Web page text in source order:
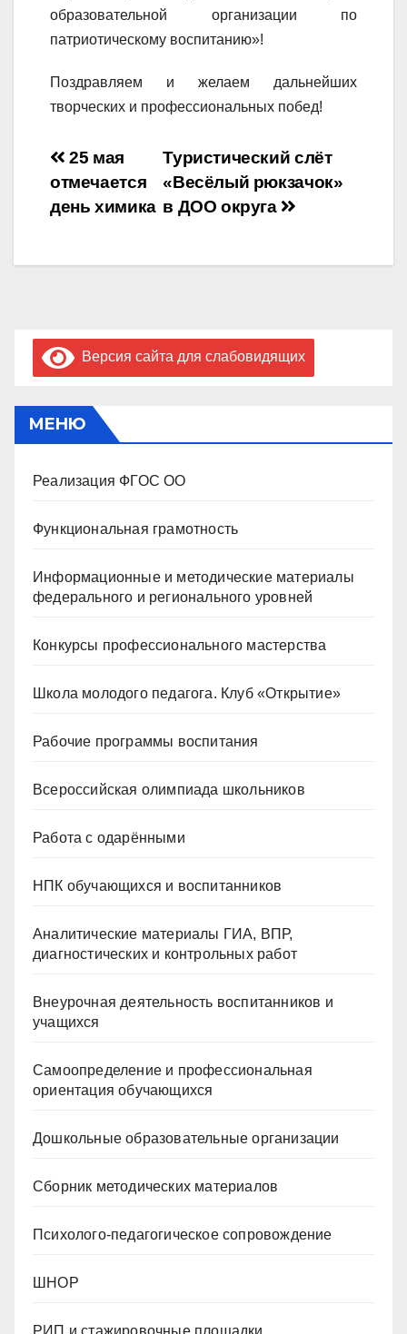
образовательной организации по
патриотическому воспитанию»!
Поздравляем и желаем дальнейших
творческих и профессиональных побед!
Навигация
по
Туристический слёт
«Весёлый рюкзачок»
в ДОО округа
25 мая
отмечается
день химика
Версия сайта для слабовидящих
МЕНЮ
Реализация ФГОС ОО
Функциональная грамотность
Информационные и методические материалы
федерального и регионального уровней
Конкурсы профессионального мастерства
Школа молодого педагога. Клуб «Открытие»
Рабочие программы воспитания
Всероссийская олимпиада школьников
Работа с одарёнными
НПК обучающихся и воспитанников
Аналитические материалы ГИА, ВПР,
диагностических и контрольных работ
Внеурочная деятельность воспитанников и
учащихся
Самоопределение и профессиональная
ориентация обучающихся
Дошкольные образовательные организации
Сборник методических материалов
Психолого-педагогическое сопровождение
ШНОР
РИП и стажировочные площадки